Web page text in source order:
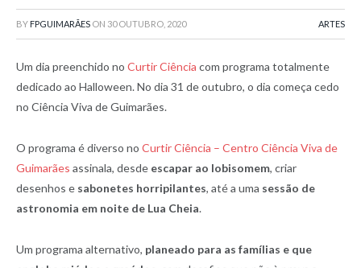
BY FPGUIMARÃES ON 30 OUTUBRO, 2020 ARTES
Um dia preenchido no Curtir Ciência com programa totalmente
dedicado ao Halloween. No dia 31 de outubro, o dia começa cedo
no Ciência Viva de Guimarães.
O programa é diverso no Curtir Ciência – Centro Ciência Viva de
Guimarães assinala, desde escapar ao lobisomem, criar
desenhos e sabonetes horripilantes, até a uma sessão de
astronomia em noite de Lua Cheia.
Um programa alternativo, planeado para as famílias e que